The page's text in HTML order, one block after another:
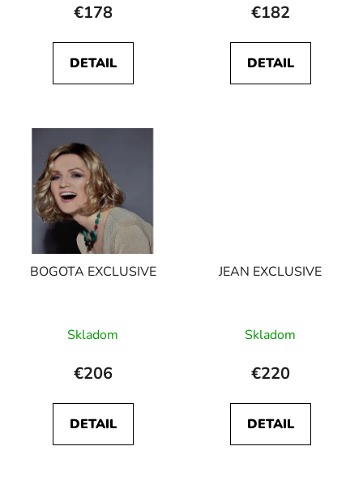
€178
DETAIL
€182
DETAIL
BOGOTA EXCLUSIVE
Skladom
€206
DETAIL
JEAN EXCLUSIVE
Skladom
€220
DETAIL